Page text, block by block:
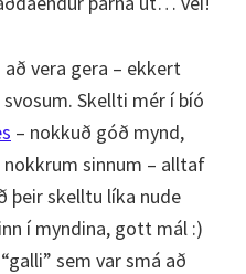
vera gera – ekkert
Skellti mér í bíó
– nokkuð góð mynd,
sinnum – alltaf
þeir skelltu líka nude
í myndina, gott mál :)
sem var smá að